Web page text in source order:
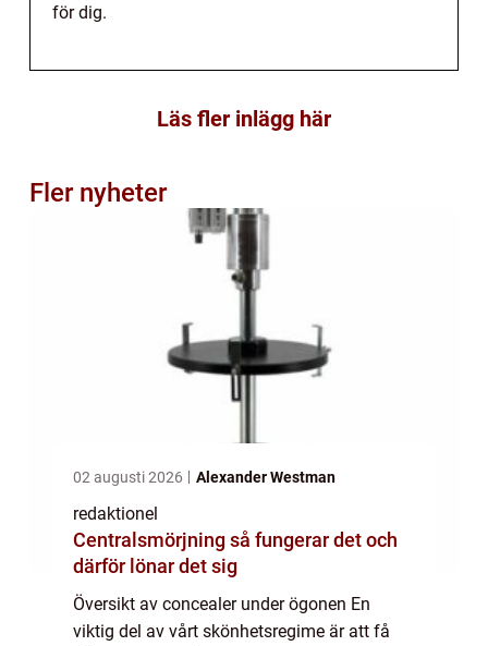
för dig.
Läs fler inlägg här
Fler nyheter
02 augusti 2026 Alexander Westman
redaktionel
Centralsmörjning så fungerar det och
därför lönar det sig
Översikt av concealer under ögonen En
viktig del av vårt skönhetsregime är att få